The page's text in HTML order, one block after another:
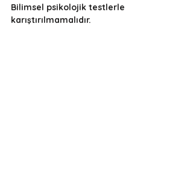
Bilimsel psikolojik testlerle
karıştırılmamalıdır.